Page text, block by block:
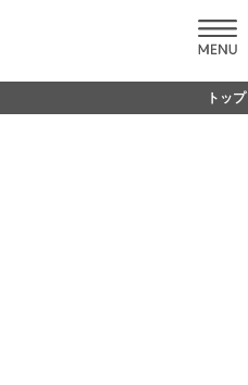
トップ